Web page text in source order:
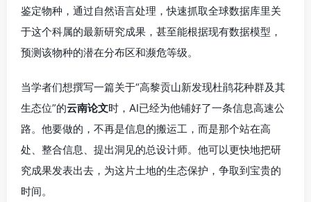
鉴定物种，通过自然语言处理，快速抓取全球数据库里关
于这个科属的最新研究成果，甚至能根据现有数据模型，
预测该物种的潜在分布区和濒危等级。
当学者们想撰写一篇关于“高黎贡山新发现杜鹃花种群及其
生态位”的云南论文时，AI已经为他铺好了一条信息高速公
路。他要做的，不再是信息的搬运工，而是那个站在高
处、整合信息、提出洞见的总设计师。他可以更快地把研
究成果发表出去，为这片土地的生态保护，争取到宝贵的
时间。